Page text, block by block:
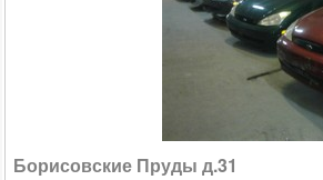
Борисовские Пруды д.31